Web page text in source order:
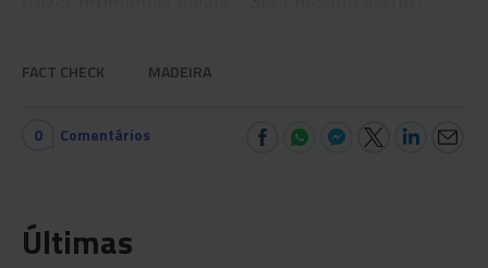
FACT CHECK MADEIRA
0 Comentários
Últimas